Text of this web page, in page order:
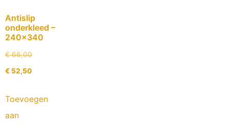
Antislip
onderkleed –
240×340
€66,00
€ 52,50
Toevoegen
aan